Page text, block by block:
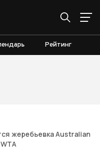
Рейтинг
жеребьевка Australian